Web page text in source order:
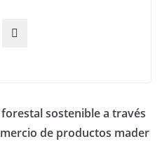
sostenible a través
de productos mader